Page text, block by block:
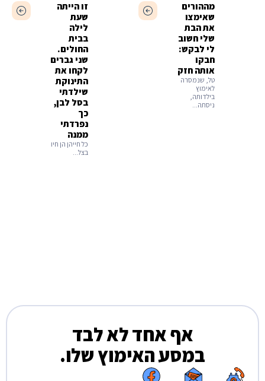
מההורים
שאימצו
את הבת
שלי חשוב
לי לבקש:
חבקו
אותה חזק
טל, שנמסרה
לאימוץ
בילדותה,
ניסתה...
זו הייתה
שעת
לילה
בבית
החולים.
שני גברים
לקחו את
התינוקת
שילדתי
בסל לבן,
כך
נפרדתי
ממנה
כל חייהן הן חיו
בצל...
אף אחד לא לבד
במסע האימוץ שלו.